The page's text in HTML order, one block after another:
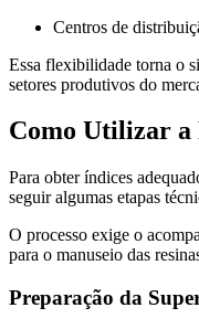
Centros de
Essa flexibilidade torna o
setores produtivos do
Como Utilizar a
Para obter índices
seguir algumas etapas
O processo exige o
para o manuseio das
Preparação da